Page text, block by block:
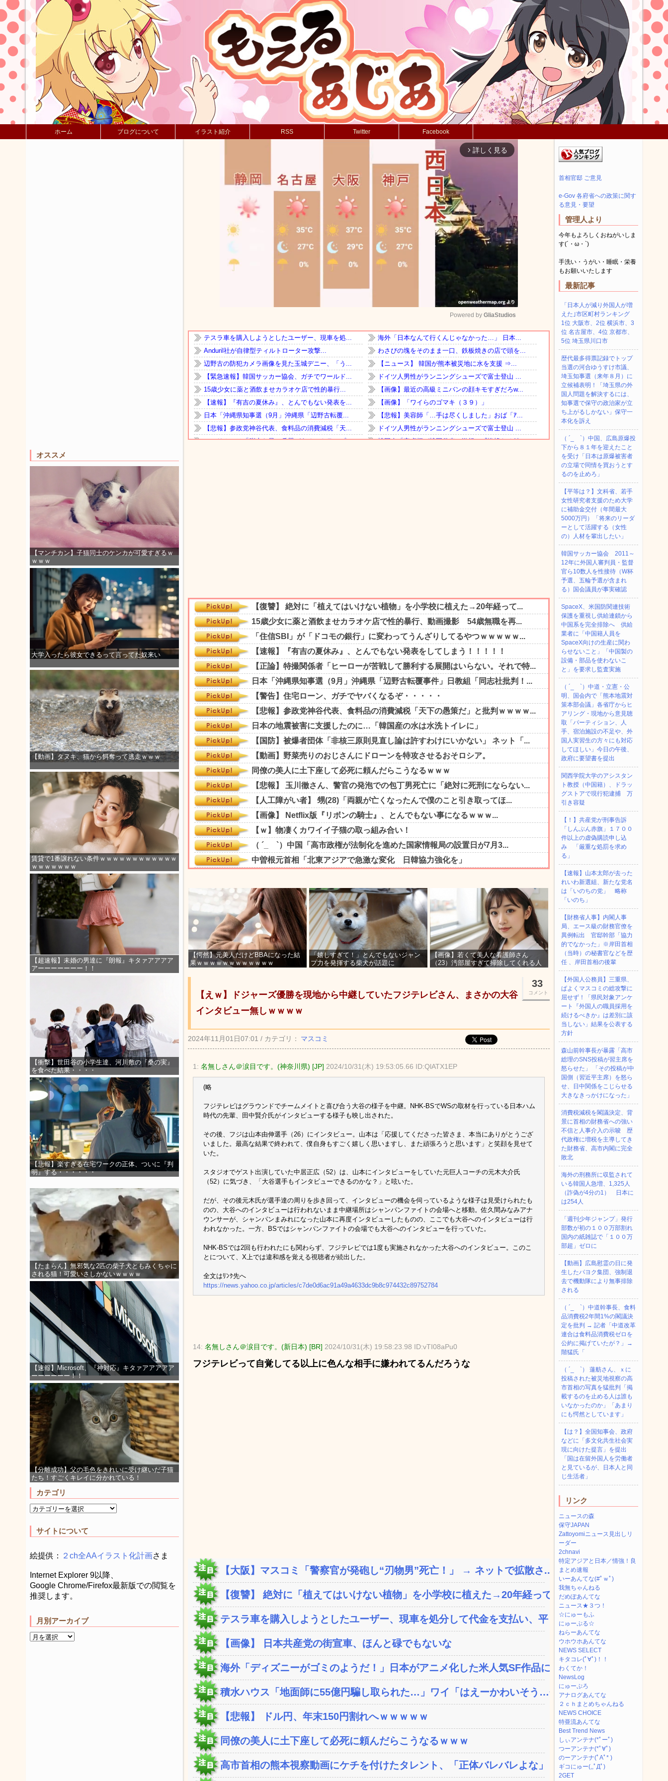
ホーム ブログについて イラスト紹介 RSS Twitter Facebook
オススメ
【マンチカン】子猫同士のケンカが可愛すぎるｗ
ｗｗｗ
大学入ったら彼女できるって言ってた奴来い
【動画】タヌキ、猫から餌奪って逃走ｗｗｗ
賃貸で1番譲れない条件ｗｗｗｗｗｗｗｗｗｗｗｗ
ｗｗｗｗｗｗｗ
【超速報】未婚の男達に『朗報』キタァアアアア
アーーーーーーー！！
【衝撃】世田谷の小学生達、河川敷の『桑の実』
を食べた結果・・・・
【悲報】楽すぎる在宅ワークの正体、ついに『判
明』する・・・・・・
【たまらん】無邪気な2匹の柴子犬ともみくちゃに
される猫！可愛いさしかないｗｗｗｗ
【速報】Microsoft、『神対応』キタァアアアアア
ーーーーーー！！
【分離成功】父の毛色をきれいに受け継いだ子猫
たち！すごくキレイに分かれている！
カテゴリ
サイトについて
絵提供： ２ch全AAイラスト化計画さま
Internet Explorer 9以降、
Google Chrome/Firefox最新版での閲覧を
推奨します。
月別アーカイブ
arrow_forward_ios 詳しく見る
Mute
Powered by GliaStudios
【愕然】元美人だけどBBAになった結
果ｗｗｗｗｗｗｗｗｗｗｗｗ
「嬉しすぎて！」とんでもないジャン
プ力を発揮する柴犬が話題に
【画像】若くて美人な看護師さん
（23）汚部屋すぎて掃除してくれる人
33
コメント
【えｗ】ドジャーズ優勝を現地から中継していたフジテレビさん、まさかの大谷
インタビュー無しｗｗｗｗ
2024年11月01日07:01 / カテゴリ： マスコミ
1: 名無しさん＠涙目です。(神奈川県) [JP] 2024/10/31(木) 19:53:05.66 ID:QlATX1EP
(略
フジテレビはグラウンドでチームメイトと喜び合う大谷の様子を中継。NHK-BSでWSの取材を行っている日本ハム
時代の先輩、田中賢介氏がインタビューする様子も映し出された。
その後、フジは山本由伸選手（26）にインタビュー。山本は「応援してくださった皆さま、本当にありがとうござ
いました。最高な結果で終われて、僕自身もすごく嬉しく思いますし、また頑張ろうと思います」と笑顔を見せて
いた。
スタジオでゲスト出演していた中居正広（52）は、山本にインタビューをしていた元巨人コーチの元木大介氏
（52）に気づき、「大谷選手もインタビューできるのかな？」と呟いた。
だが、その後元木氏が選手達の周りを歩き回って、インタビューの機会を伺っているような様子は見受けられたも
のの、大谷へのインタビューは行われないまま中継場所はシャンパンファイトの会場へと移動。佐久間みなみアナ
ウンサーが、シャンパンまみれになった山本に再度インタビューしたものの、ここでも大谷へのインタビューは行
われなかった。一方、BSではシャンパンファイトの会場でも大谷へのインタビューを行っていた。
NHK-BSでは2回も行われたにも関わらず、フジテレビでは1度も実施されなかった大谷へのインタビュー。このこ
とについて、X上では違和感を覚える視聴者が続出した。
全文はﾘﾝｸ先へ
https://news.yahoo.co.jp/articles/c7de0d6ac91a49a4633dc9b8c974432c89752784
14: 名無しさん＠涙目です。(新日本) [BR] 2024/10/31(木) 19:58:23.98 ID:vTI08aPu0
フジテレビって自覚してる以上に色んな相手に嫌われてるんだろうな
【大阪】マスコミ「警察官が発砲し“刃物男”死亡！」 → ネットで拡散さ...
【復讐】 絶対に「植えてはいけない植物」を小学校に植えた→20年経って...
テスラ車を購入しようとしたユーザー、現車を処分して代金を支払い、平日の...
【画像】 日本共産党の街宣車、ほんと碌でもないな
海外「ディズニーがゴミのようだ！」日本がアニメ化した米人気SF作品に絶...
積水ハウス「地面師に55億円騙し取られた…」ワイ「はえーかわいそう…会...
【悲報】 ドル円、年末150円割れへｗｗｗｗｗ
同僚の美人に土下座して必死に頼んだらこうなるｗｗｗ
高市首相の熊本視察動画にケチを付けたタレント、「正体バレバレよな」と黒...
首相官邸 ご意見
e-Gov 各府省への政策に関す
る意見・要望
管理人より
今年もよろしくおねがいしま
す(´・ω・`)
手洗い・うがい・睡眠・栄養
もお願いいたします
最新記事
「日本人が減り外国人が増
えた｣市区町村ランキング
1位 大阪市、2位 横浜市、3
位 名古屋市、4位 京都市、
5位 埼玉県川口市
歴代最多得票記録でトップ
当選の河合ゆうすけ市議、
埼玉知事選（来年８月）に
立候補表明！「埼玉県の外
国人問題を解決するには、
知事選で保守の政治家が立
ち上がるしかない」保守一
本化を訴え
（ ´_ゝ`）中国、広島原爆投
下から８１年を迎えたこと
を受け「日本は原爆被害者
の立場で同情を買おうとす
るのを止めろ」
【平等は？】文科省、若手
女性研究者支援のため大学
に補助金交付（年間最大
5000万円）「将来のリーダ
ーとして活躍する（女性
の）人材を輩出したい」
韓国サッカー協会 2011～
12年に外国人審判員・監督
官ら10数人を性接待（W杯
予選、五輪予選が含まれ
る）国会議員が事実確認
SpaceX、米国防関連技術
保護を重視し供給連鎖から
中国系を完全排除へ 供給
業者に「中国籍人員を
SpaceX向けの生産に関わ
らせないこと」「中国製の
設備・部品を使わないこ
と」を要求し監査実施
（ ´_ゝ`）中道・立憲・公
明、国会内で「熊本地震対
策本部会議」各省庁からヒ
アリング・現地から意見聴
取「パーティション、人
手、宿泊施設の不足や、外
国人実習生の方々にも対応
してほしい」今日の午後、
政府に要望書を提出
関西学院大学のアシスタン
ト教授（中国籍）、ドラッ
グストアで現行犯逮捕 万
引き容疑
【！】共産党が刑事告訴
「しんぶん赤旗」１７００
件以上の虚偽購読申し込
み 「厳重な処罰を求め
る」
【速報】山本太郎が去った
れいわ新選組、新たな党名
は「いのちの党」 略称
「いのち」
【財務省人事】内閣人事
局、エース級の財務官僚を
異例転出 官邸幹部「協力
的でなかった」※岸田首相
（当時）の秘書官などを歴
任 、岸田首相の後輩
【外国人公務員】三重県、
ぱよくマスコミの総攻撃に
屈せず！「県民対象アンケ
ート『外国人の職員採用を
続けるべきか』は差別に該
当しない」結果を公表する
方針
森山前幹事長が暴露「高市
総理のSNS投稿が習主席を
怒らせた」 「その投稿が中
国側（習近平主席）を怒ら
せ、日中関係をこじらせる
大きなきっかけになった」
消費税減税を閣議決定、背
景に首相の財務省への強い
不信と人事介入の示唆 歴
代政権に増税を主導してき
た財務省、高市内閣に完全
敗北
海外の刑務所に収監されて
いる韓国人急増、1,325人
（詐偽が4分の1） 日本に
は254人
「週刊少年ジャンプ」発行
部数が初の１００万部割れ
国内の紙雑誌で「１００万
部超」ゼロに
【動画】広島慰霊の日に発
生したパヨク集団、強制退
去で機動隊により無事排除
される
（ ´_ゝ`）中道幹事長、食料
品消費税2年間1%の閣議決
定を批判 → 記者「中道改革
連合は食料品消費税ゼロを
公約に掲げていたが？」→
階猛氏「
（ ´_ゝ`） 蓮舫さん、ｘに
投稿された被災地視察の高
市首相の写真を猛批判「掲
載するのを止める人は誰も
いなかったのか」「あまり
にも愕然としています」
【は？】全国知事会、政府
などに「多文化共生社会実
現に向けた提言」を提出
「国は在留外国人を労働者
と見ているが、日本人と同
じ生活者」
リンク
ニュースの森
保守JAPAN
Zattoyomiニュース見出しリ
ーダー
2chnavi
特定アジアと日本／情強！良
まとめ速報
いーあんてな(#ﾟｗﾟ)
我無ちゃんねる
だめぽあんてな
ニュース★３つ！
☆にゅーもふ
にゅーぷる☆
ねらーあんてな
ウホウホあんてな
NEWS SELECT
キタコレ(ﾟ∀ﾟ)！！
わくてか！
NewsLog
にゅーぷろ
アナログあんてな
２ｃｈまとめちゃんねる
NEWS CHOICE
特亜流あんてな
Best Trend News
しぃアンテナ(*ﾟーﾟ)
つーアンテナ(*ﾟ∀ﾟ)
のーアンテナ(ﾟAﾟ* )
ギコにゅー(,,ﾟДﾟ)
2GET